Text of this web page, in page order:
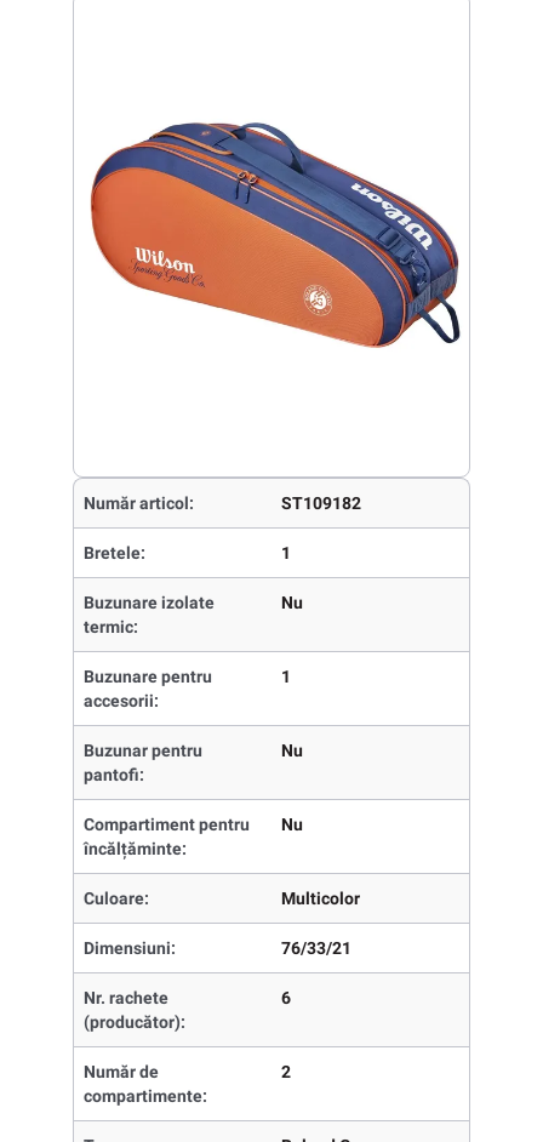
Număr articol: ST109182
Bretele: 1
Buzunare izolate
termic:
Nu
Buzunare pentru
accesorii:
1
Buzunar pentru
pantofi:
Nu
Compartiment pentru
încălțăminte:
Nu
Culoare: Multicolor
Dimensiuni: 76/33/21
Nr. rachete
(producător):
6
Număr de
compartimente:
2